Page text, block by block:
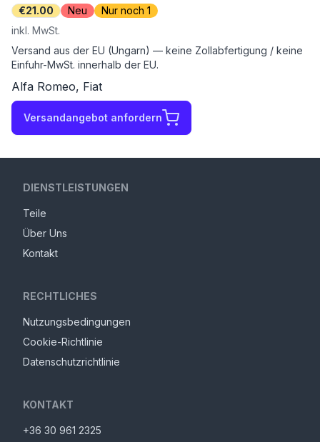
€21.00 Neu
Nur noch 1
inkl. MwSt.
Versand aus der EU (Ungarn) — keine Zollabfertigung / keine
Einfuhr-MwSt. innerhalb der EU.
Alfa Romeo, Fiat
Versandangebot anfordern
DIENSTLEISTUNGEN
Teile
Über Uns
Kontakt
RECHTLICHES
Nutzungsbedingungen
Cookie-Richtlinie
Datenschutzrichtlinie
KONTAKT
+36 30 961 2325